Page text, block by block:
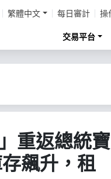
繁體中文 每日審計 操
交易平台
重返總統寶
飆升，租